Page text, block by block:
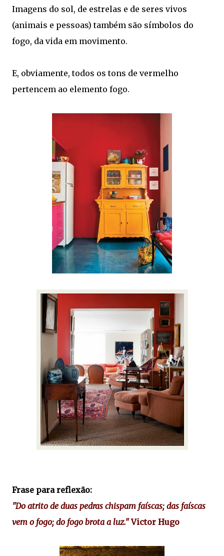
Imagens do sol, de estrelas e de seres vivos
(animais e pessoas) também são símbolos do
fogo, da vida em movimento.
E, obviamente, todos os tons de vermelho
pertencem ao elemento fogo.
Frase para reflexão:
"Do atrito de duas pedras chispam faíscas; das faíscas
vem o fogo; do fogo brota a luz." Victor Hugo